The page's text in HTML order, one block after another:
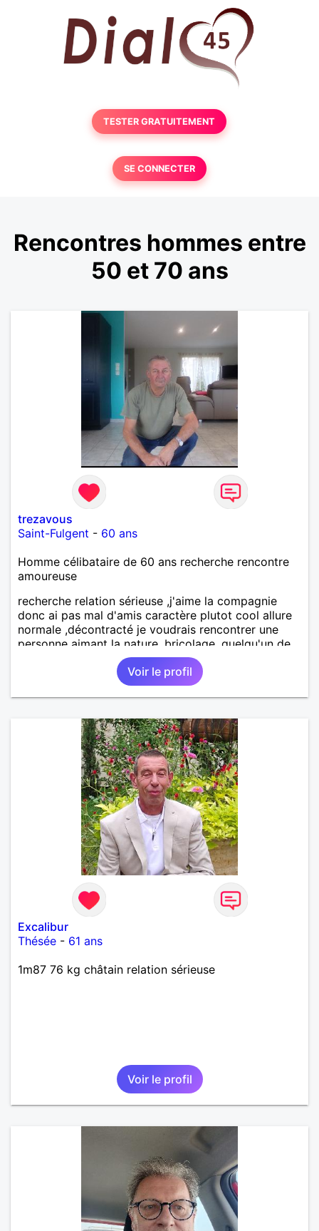
TESTER GRATUITEMENT
SE CONNECTER
Rencontres hommes entre
50 et 70 ans
trezavous
Saint-Fulgent - 60 ans
Homme célibataire de 60 ans recherche rencontre
amoureuse
recherche relation sérieuse ,j'aime la compagnie
donc ai pas mal d'amis caractère plutot cool allure
normale ,décontracté je voudrais rencontrer une
personne aimant la nature ,bricolage ,quelqu'un de
simple et naturel à vos claviers mesdames
Voir le profil
Excalibur
Thésée - 61 ans
1m87 76 kg châtain relation sérieuse
Voir le profil